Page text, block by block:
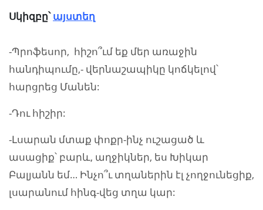
Սկիզբը՝այստեղ
-Պրոֆեսոր, հիշո՞ւմ եք մեր առաջին
հանդիպումը,- վերնաշապիկը կոճկելով՝
հարցրեց Մանեն:
-Դու հիշիր:
-Լսարան մտաք փոքր-ինչ ուշացած և
ասացիք՝ բարև, աղջիկներ, ես Խիկար
Բալյանն եմ… Ինչո՞ւ տղաներին էլ չողջունեցիք,
լսարանում հինգ-վեց տղա կար: